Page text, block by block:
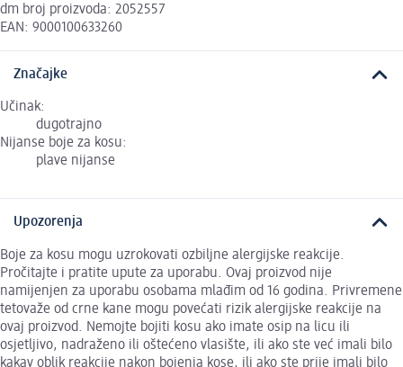
dm broj proizvoda: 2052557
EAN: 9000100633260
Značajke
Učinak:
dugotrajno
Nijanse boje za kosu:
plave nijanse
Upozorenja
Boje za kosu mogu uzrokovati ozbiljne alergijske reakcije.
Pročitajte i pratite upute za uporabu. Ovaj proizvod nije
namijenjen za uporabu osobama mlađim od 16 godina. Privremene
tetovaže od crne kane mogu povećati rizik alergijske reakcije na
ovaj proizvod. Nemojte bojiti kosu ako imate osip na licu ili
osjetljivo, nadraženo ili oštećeno vlasište, ili ako ste već imali bilo
kakav oblik reakcije nakon bojenja kose, ili ako ste prije imali bilo